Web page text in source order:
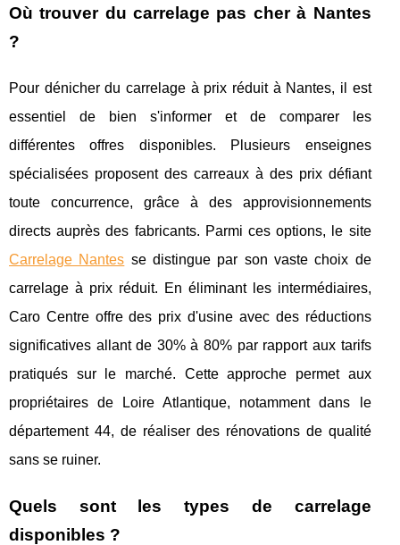
Où trouver du carrelage pas cher à Nantes
?
Pour dénicher du carrelage à prix réduit à Nantes, il est
essentiel de bien s'informer et de comparer les
différentes offres disponibles. Plusieurs enseignes
spécialisées proposent des carreaux à des prix défiant
toute concurrence, grâce à des approvisionnements
directs auprès des fabricants. Parmi ces options, le site
Carrelage Nantes se distingue par son vaste choix de
carrelage à prix réduit. En éliminant les intermédiaires,
Caro Centre offre des prix d'usine avec des réductions
significatives allant de 30% à 80% par rapport aux tarifs
pratiqués sur le marché. Cette approche permet aux
propriétaires de Loire Atlantique, notamment dans le
département 44, de réaliser des rénovations de qualité
sans se ruiner.
Quels sont les types de carrelage
disponibles ?